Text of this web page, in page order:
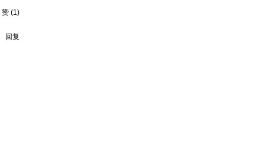
赞 (1)
回复